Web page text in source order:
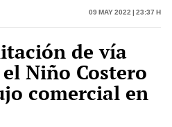
09 May 2022 | 23:37 h
de vía
Niño Costero
comercial en